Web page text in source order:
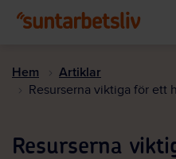
Hem Artiklar
Resurserna viktiga för ett
Resurserna